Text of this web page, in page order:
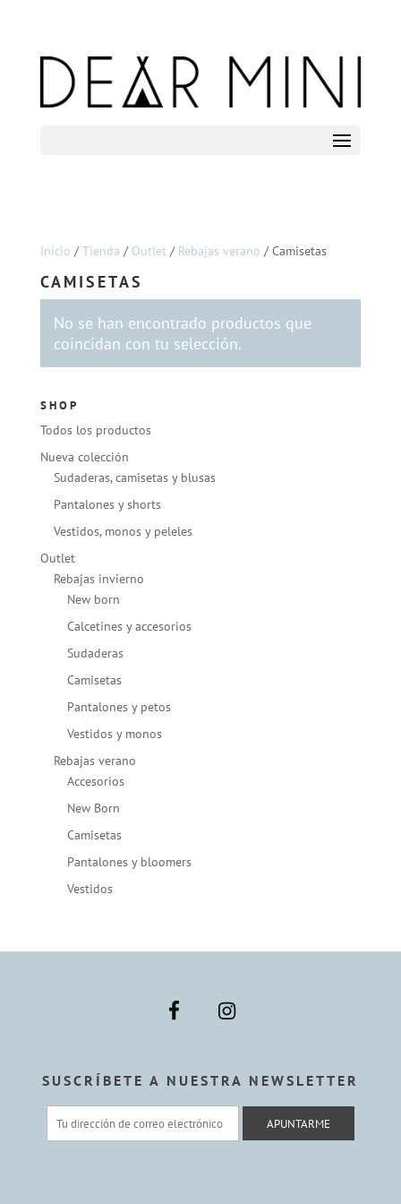
Inicio /Tienda / Outlet/ Rebajas verano / Camisetas
CAMISETAS
No se han encontrado productos que
coincidan con tu selección.
SHOP
Todos los productos
Nueva colección
Sudaderas, camisetas y blusas
Pantalones y shorts
Vestidos, monos y peleles
Outlet
Rebajas invierno
New born
Calcetines y accesorios
Sudaderas
Camisetas
Pantalones y petos
Vestidos y monos
Rebajas verano
Accesorios
New Born
Camisetas
Pantalones y bloomers
Vestidos
SUSCRÍBETE A NUESTRA NEWSLETTER